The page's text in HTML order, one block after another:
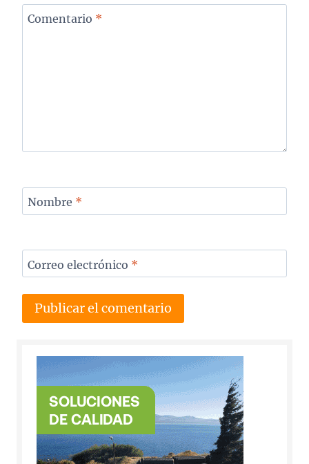
Comentario *
Nombre *
Correo electrónico *